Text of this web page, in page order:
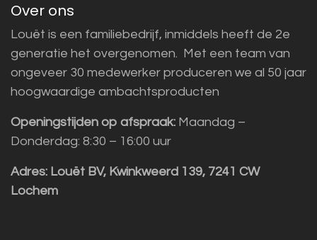
Over ons
Louët is een familiebedrijf, inmiddels heeft de 2e
generatie het overgenomen. Met een team van
ongeveer 30 medewerker produceren we al 50 jaar
hoogwaardige ambachtsproducten
Openingstijden op afspraak: Maandag –
Donderdag: 8:30 – 16:00 uur
Adres: Louët BV, Kwinkweerd 139, 7241 CW
Lochem